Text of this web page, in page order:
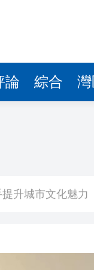
論 綜合
，聯手提升城市文化魅力